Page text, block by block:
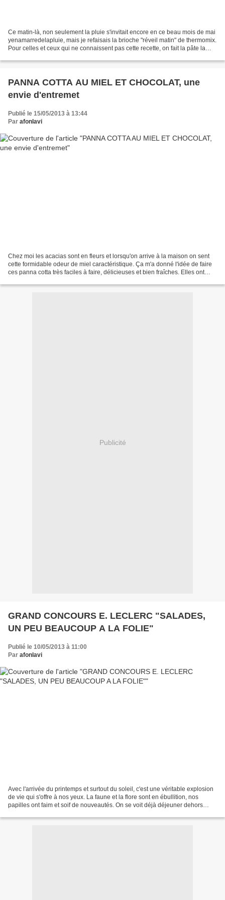
Ce matin-là, non seulement la pluie s'invitait encore en ce beau mois de mai
yenamarredelapluie, mais je refaisais la brioche "réveil matin" de thermomix.
Pour celles et ceux qui ne connaissent pas cette recette, on fait la pâte la
PANNA COTTA AU MIEL ET CHOCOLAT, une
envie d'entremet
Publié le 15/05/2013 à 13:44
Par afonlavi
Chez moi les acacias sont en fleurs et lorsqu'on arrive à la maison on sent
cette formidable odeur de miel caractéristique. Ça m'a donné l'idée de faire
ces panna cotta très faciles à faire, délicieuses et bien fraîches. Elles ont
Publicité
GRAND CONCOURS E. LECLERC "SALADES,
UN PEU BEAUCOUP A LA FOLIE"
Publié le 10/05/2013 à 11:00
Par afonlavi
Avec l'arrivée du printemps et surtout du soleil, c'est une véritable explosion
de vie qui s'offre à nos yeux. La faune et la flore sont en ébullition, nos
papilles ont faim et soif de nouveautés. On se voit déjà déjeuner dehors